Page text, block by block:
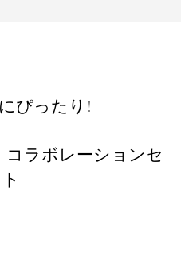
ぴったり!
コラボレーションセ